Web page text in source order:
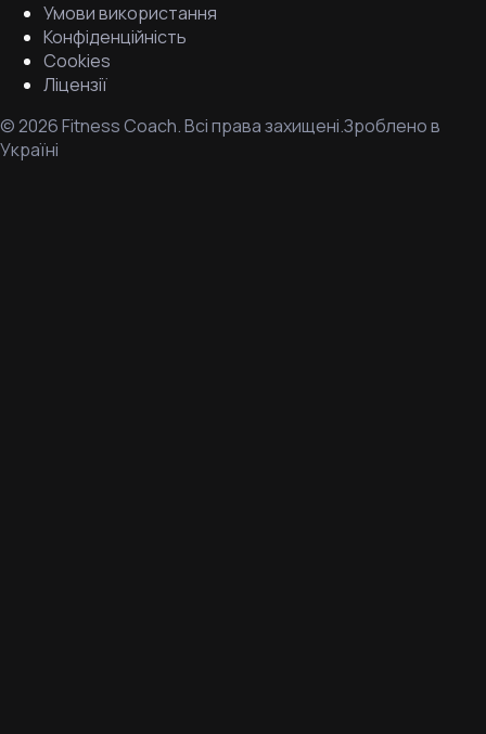
Умови використання
Конфіденційність
Cookies
Ліцензії
©2026Fitness Coach.Всі права захищені.Зроблено в
Україні